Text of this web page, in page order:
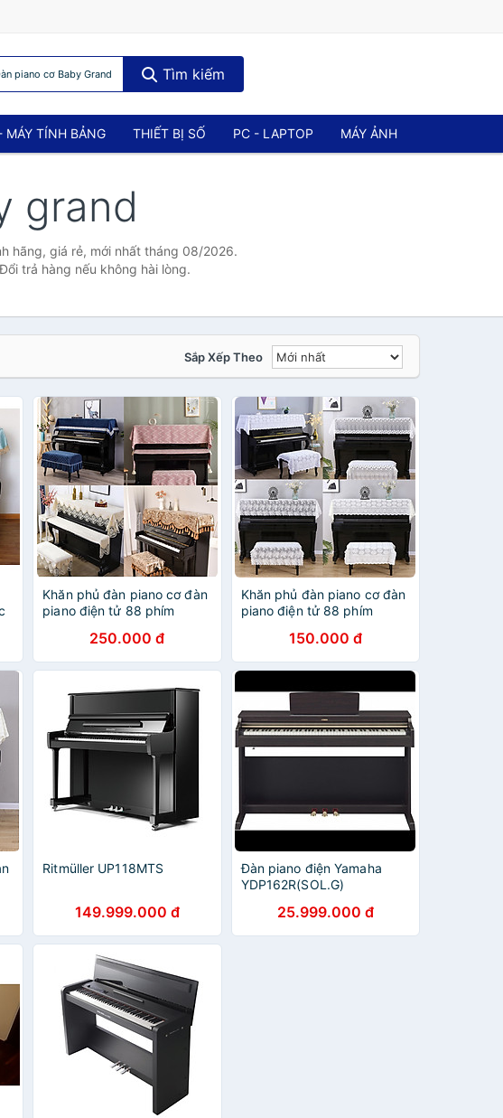
piano cơ Baby Grand Tìm kiếm
MÁY TÍNH BẢNG THIẾT BỊ SỐ PC - LAPTOP MÁY ẢNH
grand
hãng, giá rẻ, mới nhất tháng 08/2026.
trả hàng nếu không hài lòng.
Sắp Xếp Theo
Khăn phủ đàn piano cơ đàn
piano điện tử 88 phím
điển sang trọng chống bụi
chống xước - Hàng chính
hãng
250.000 đ
Khăn phủ đàn piano cơ đàn
piano điện tử 88 phím
điển sang trọng chống bụi
chống xước - Hàng chính
hãng
150.000 đ
Ritmüller UP118MTS
149.999.000 đ
Đàn piano điện Yamaha
YDP162R(SOL.G)
25.999.000 đ